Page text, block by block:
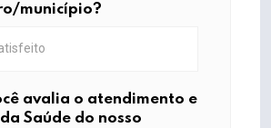
município?
avalia o atendimento e
Saúde do nosso